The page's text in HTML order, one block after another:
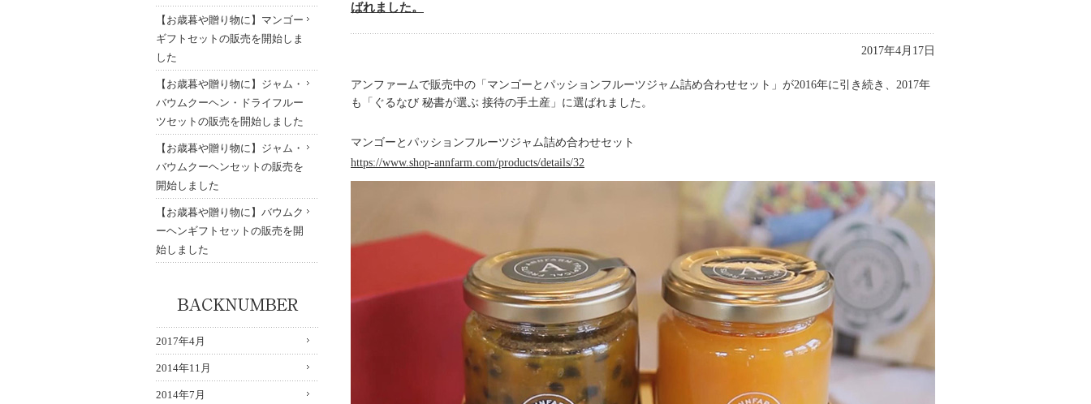
【お歳暮や贈り物に】マンゴー
ギフトセットの販売を開始しま
した
【お歳暮や贈り物に】ジャム・
バウムクーヘン・ドライフルー
ツセットの販売を開始しました
【お歳暮や贈り物に】ジャム・
バウムクーヘンセットの販売を
開始しました
【お歳暮や贈り物に】バウムク
ーヘンギフトセットの販売を開
始しました
2017年4月
2014年11月
2014年7月
ばれました。
2017年4月17日
アンファームで販売中の「マンゴーとパッションフルーツジャム詰め合わせセット」が2016年に引き続き、2017年
も「ぐるなび 秘書が選ぶ 接待の手土産」に選ばれました。
マンゴーとパッションフルーツジャム詰め合わせセット
https://www.shop-annfarm.com/products/details/32